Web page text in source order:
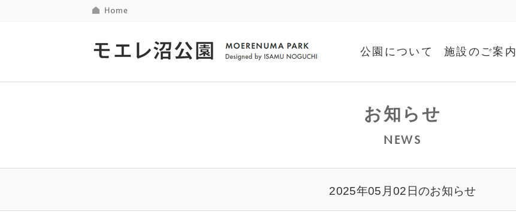
公園について 施設のご案内
お知らせ
NEWS
2025年05月02日のお知らせ